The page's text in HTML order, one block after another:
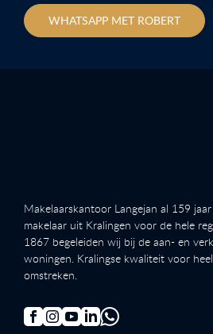
WHATSAPP MET ROBERT
Makelaarskantoor Langejan al 159
makelaar uit Kralingen voor de hele
1867 begeleiden wij bij de aan- en
woningen. Kralingse kwaliteit voor
omstreken.